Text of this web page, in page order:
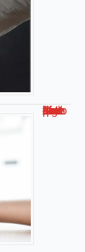
Loc Annonce – Ce qu’il faut savoir sur cette plateforme de logements